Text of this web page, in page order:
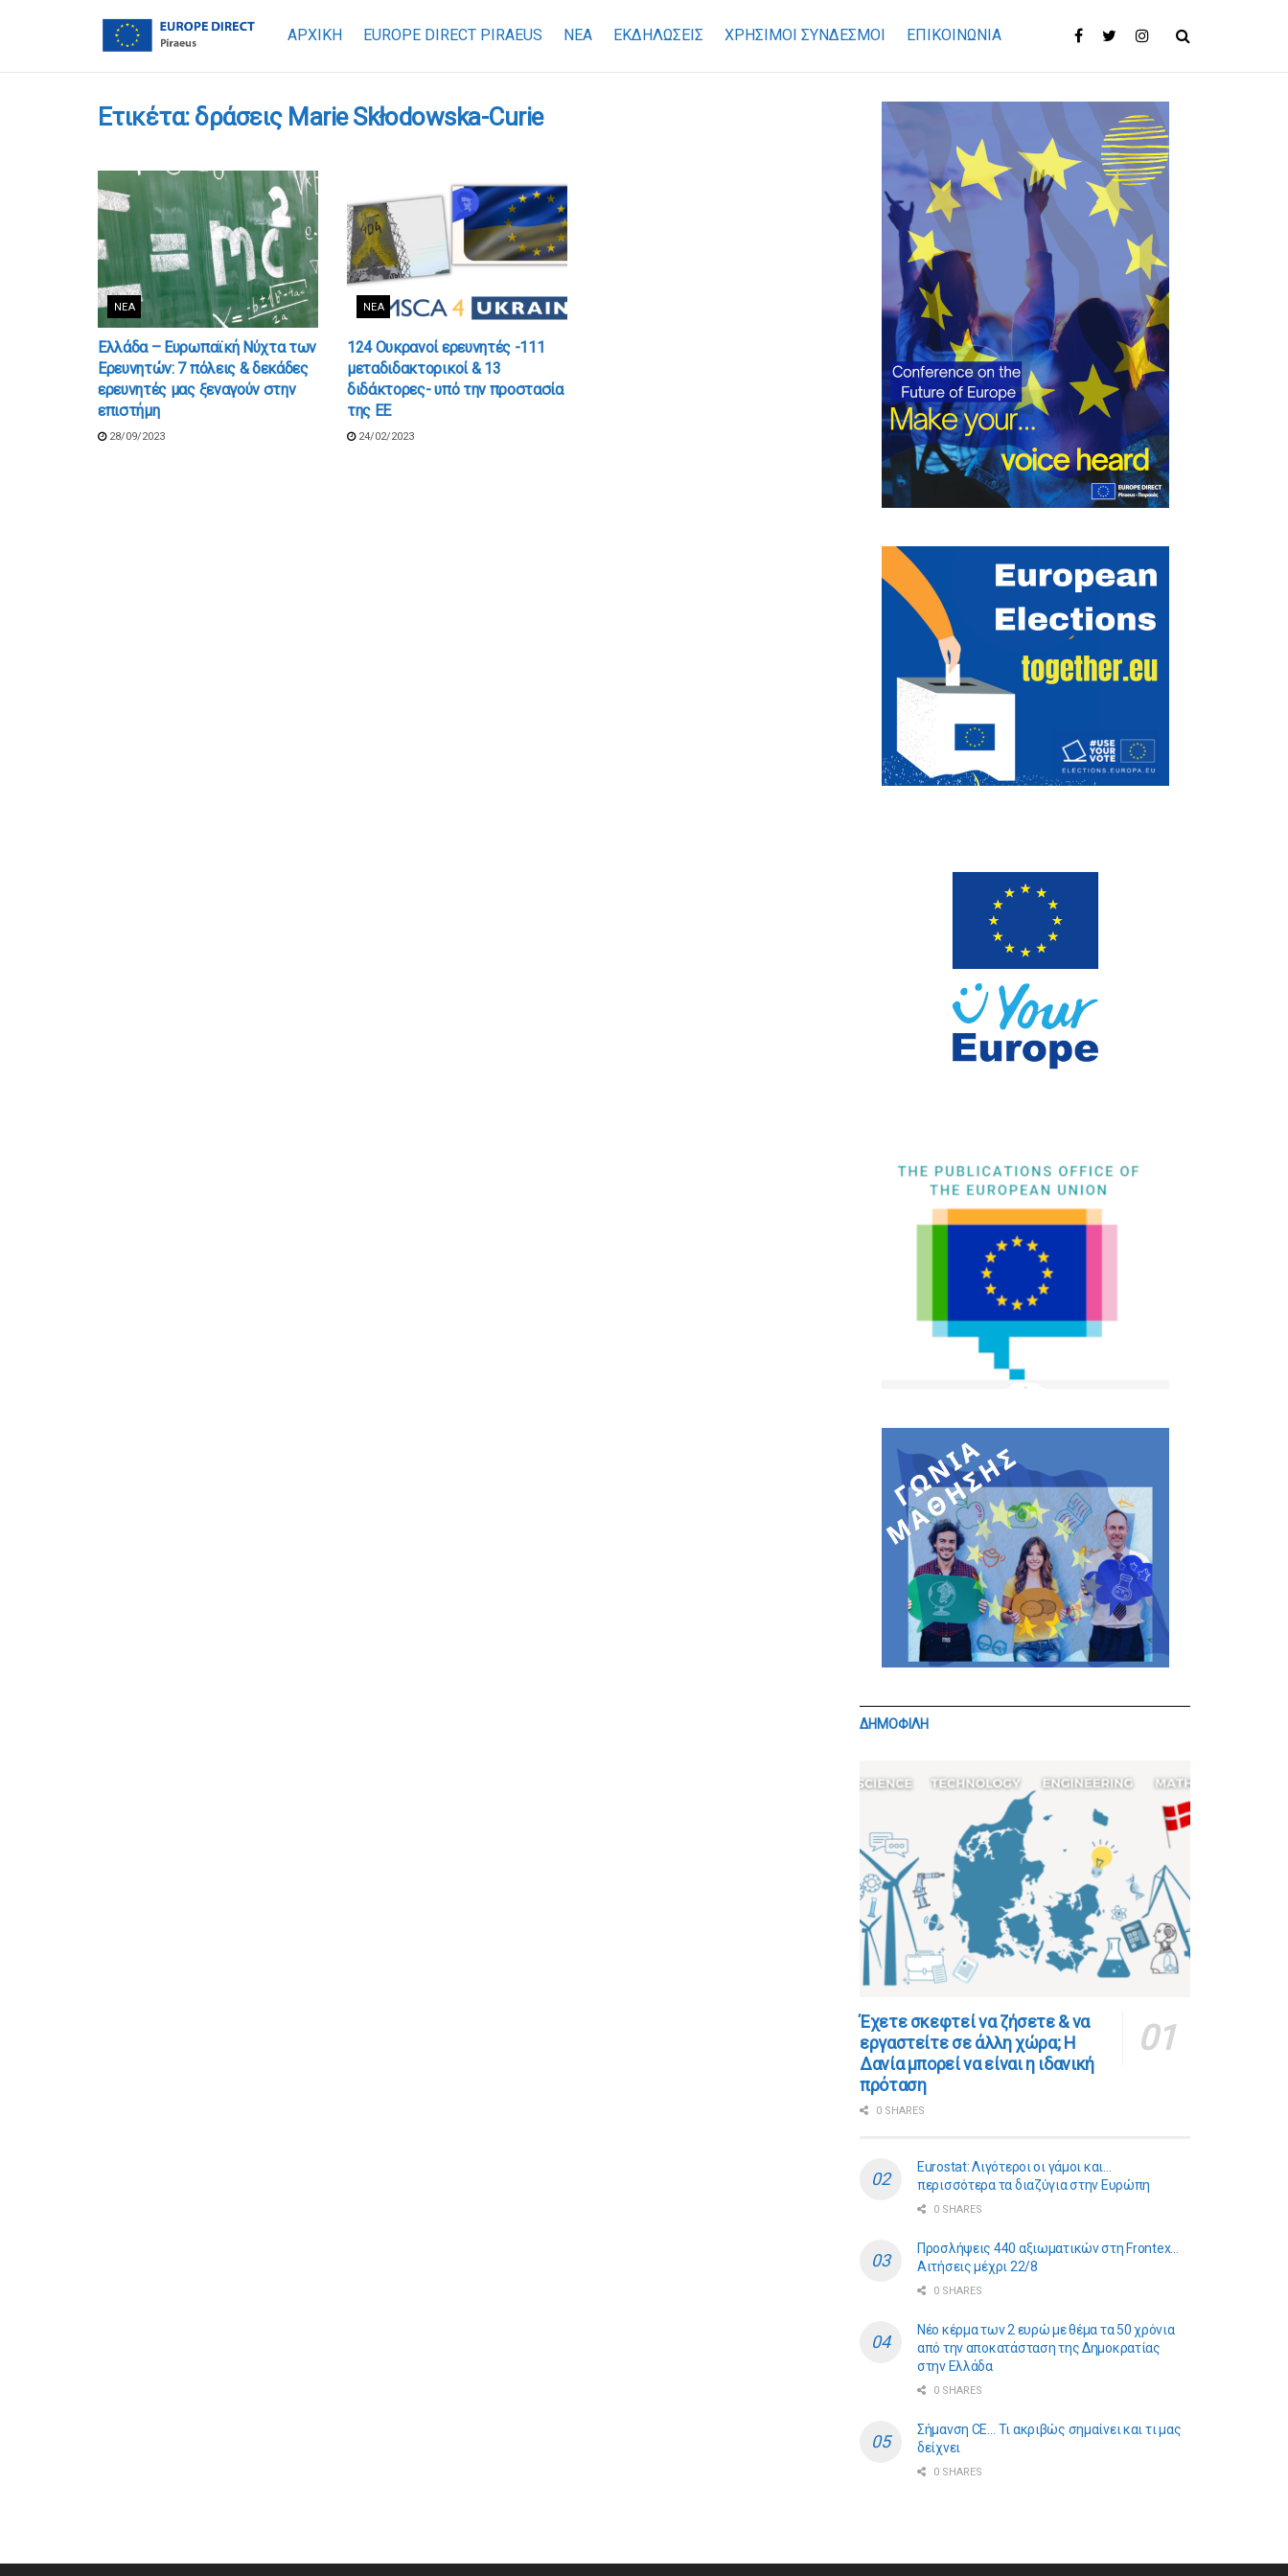
ΑΡΧΙΚΗ EUROPE DIRECT PIRAEUS ΝΕΑ ΕΚΔΗΛΩΣΕΙΣ ΧΡΉΣΙΜΟΙ ΣΎΝΔΕΣΜΟΙ ΕΠΙΚΟΙΝΩΝΊΑ
Ετικέτα: δράσεις Marie Skłodowska-Curie
ΝΈΑ
Ελλάδα – Ευρωπαϊκή Νύχτα των
Ερευνητών: 7 πόλεις & δεκάδες
ερευνητές μας ξεναγούν στην
επιστήμη
28/09/2023
ΝΈΑ
124 Ουκρανοί ερευνητές -111
μεταδιδακτορικοί & 13
διδάκτορες- υπό την προστασία
της ΕΕ
24/02/2023
ΔΗΜΟΦΙΛΗ
​​Έχετε σκεφτεί να ζήσετε & να
εργαστείτε σε άλλη χώρα; Η
Δανία μπορεί να είναι η ιδανική
πρόταση
0 SHARES
Eurostat: Λιγότεροι οι γάμοι και…
περισσότερα τα διαζύγια στην Ευρώπη
0 SHARES
Προσλήψεις 440 αξιωματικών στη Frontex…
Αιτήσεις μέχρι 22/8
0 SHARES
Νέο κέρμα των 2 ευρώ με θέμα τα 50 χρόνια
από την αποκατάσταση της Δημοκρατίας
στην Ελλάδα
0 SHARES
Σήμανση CE… Τι ακριβώς σημαίνει και τι μας
δείχνει
0 SHARES